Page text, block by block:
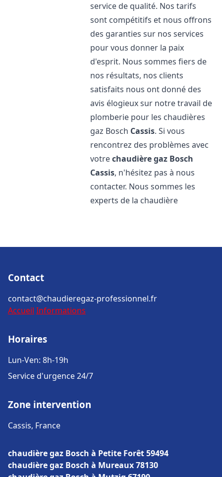
service de qualité. Nos tarifs
sont compétitifs et nous offrons
des garanties sur nos services
pour vous donner la paix
d'esprit. Nous sommes fiers de
nos résultats, nos clients
satisfaits nous ont donné des
avis élogieux sur notre travail de
plomberie pour les chaudières
gaz Bosch Cassis. Si vous
rencontrez des problèmes avec
votrechaudière gaz Bosch
Cassis, n'hésitez pas à nous
contacter. Nous sommes les
experts de la chaudière
Contact
contact@chaudieregaz-professionnel.fr
Accueil Informations
Horaires
Lun-Ven: 8h-19h
Service d'urgence 24/7
Zone intervention
Cassis, France
chaudière gaz Bosch à Petite Forêt 59494
chaudière gaz Bosch à Mureaux 78130